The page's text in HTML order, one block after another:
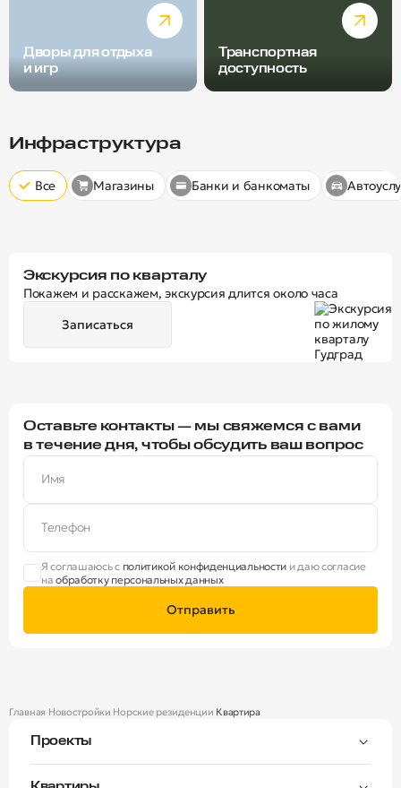
Дворы для отдыха
и игр
Транспортная
доступность
Инфраструктура
Все Магазины Банки и банкоматы
Экскурсия по кварталу
Покажем и расскажем, экскурсия длится около часа
Записаться
Оставьте контакты — мы свяжемся с вами
в течение дня, чтобы обсудить ваш вопрос
Имя
Телефон
Я соглашаюсь с политикой конфиденциальности и даю согласие
наобработку персональных данных
Отправить
Главная Новостройки Норские резиденции Квартира
Проекты